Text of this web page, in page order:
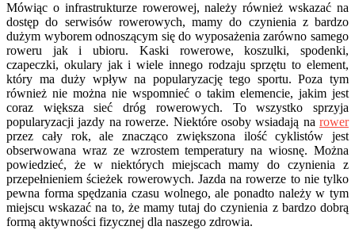
Mówiąc o infrastrukturze rowerowej, należy również wskazać na
dostęp do serwisów rowerowych, mamy do czynienia z bardzo
dużym wyborem odnoszącym się do wyposażenia zarówno samego
roweru jak i ubioru. Kaski rowerowe, koszulki, spodenki,
czapeczki, okulary jak i wiele innego rodzaju sprzętu to element,
który ma duży wpływ na popularyzację tego sportu. Poza tym
również nie można nie wspomnieć o takim elemencie, jakim jest
coraz większa sieć dróg rowerowych. To wszystko sprzyja
popularyzacji jazdy na rowerze. Niektóre osoby wsiadają na rower
przez cały rok, ale znacząco zwiększona ilość cyklistów jest
obserwowana wraz ze wzrostem temperatury na wiosnę. Można
powiedzieć, że w niektórych miejscach mamy do czynienia z
przepełnieniem ścieżek rowerowych. Jazda na rowerze to nie tylko
pewna forma spędzania czasu wolnego, ale ponadto należy w tym
miejscu wskazać na to, że mamy tutaj do czynienia z bardzo dobrą
formą aktywności fizycznej dla naszego zdrowia.